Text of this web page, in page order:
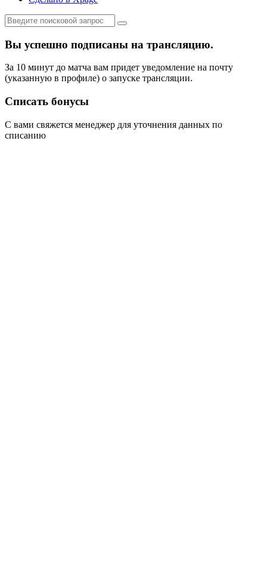
Вы успешно подписаны на трансляцию.
За 10 минут до матча вам придет уведомление на почту
(указанную в профиле) о запуске трансляции.
Списать бонусы
С вами свяжется менеджер для уточнения данных по
списанию